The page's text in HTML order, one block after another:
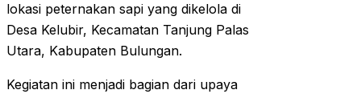
lokasi peternakan sapi yang dikelola di
Desa Kelubir, Kecamatan Tanjung Palas
Utara, Kabupaten Bulungan.
Kegiatan ini menjadi bagian dari upaya